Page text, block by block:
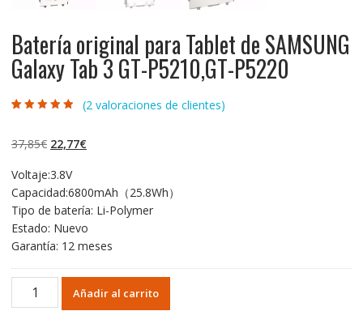
Batería original para Tablet de SAMSUNG
Galaxy Tab 3 GT-P5210,GT-P5220
valoraciones
(2valoraciones de clientes)
37,85€ El
original
era:
37,85€.
22,77€El
es:
22,77€.
Voltaje:3.8V
Capacidad:6800mAh（25.8Wh）
Tipo de batería: Li-Polymer
Estado: Nuevo
Garantía: 12 meses
Batería
original
Añadir al carrito